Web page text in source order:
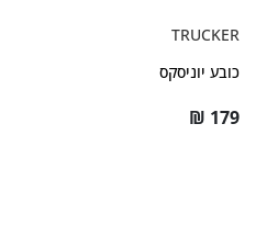
TRUCKER
כובע יוניסקס
₪ 179